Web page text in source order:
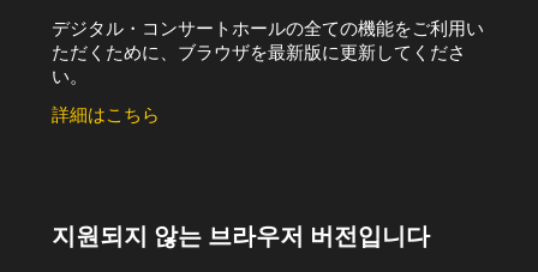
デジタル・コンサートホールの全ての機能をご利用い
ただくために、ブラウザを最新版に更新してくださ
い。
詳細はこちら
지원되지 않는 브라우저 버전입니다